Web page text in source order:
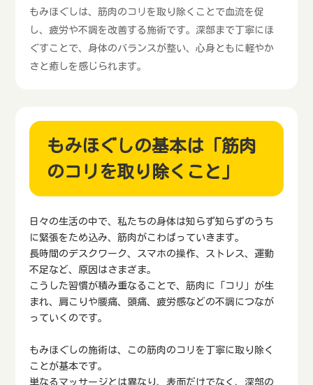
もみほぐしは、筋肉のコリを取り除くことで血流を促
し、疲労や不調を改善する施術です。深部まで丁寧にほ
ぐすことで、身体のバランスが整い、心身ともに軽やか
さと癒しを感じられます。
もみほぐしの基本は「筋肉
のコリを取り除くこと」
日々の生活の中で、私たちの身体は知らず知らずのうち
に緊張をため込み、筋肉がこわばっていきます。
長時間のデスクワーク、スマホの操作、ストレス、運動
不足など、原因はさまざま。
こうした習慣が積み重なることで、筋肉に「コリ」が生
まれ、肩こりや腰痛、頭痛、疲労感などの不調につなが
っていくのです。
もみほぐしの施術は、この筋肉のコリを丁寧に取り除く
ことが基本です。
単なるマッサージとは異なり、表面だけでなく、深部の